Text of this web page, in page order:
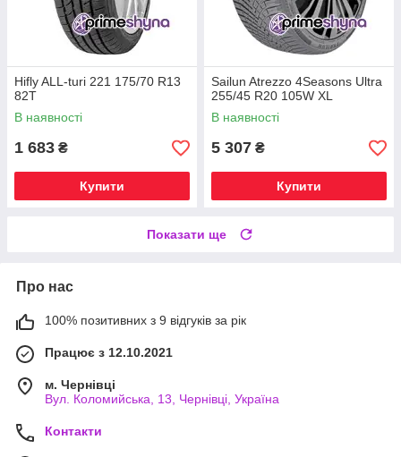
Hifly ALL-turi 221 175/70 R13
82T
В наявності
1 683 ₴
Купити
Sailun Atrezzo 4Seasons Ultra
255/45 R20 105W XL
В наявності
5 307 ₴
Купити
Показати ще
Про нас
100% позитивних з 9 відгуків за рік
Працює з 12.10.2021
м. Чернівці
Вул. Коломийська, 13, Чернівці, Україна
Контакти